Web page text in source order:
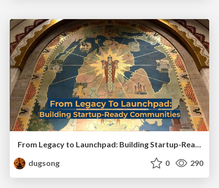
From Legacy to Launchpad: Building Startup-Ready Communities
dugsong
0 290